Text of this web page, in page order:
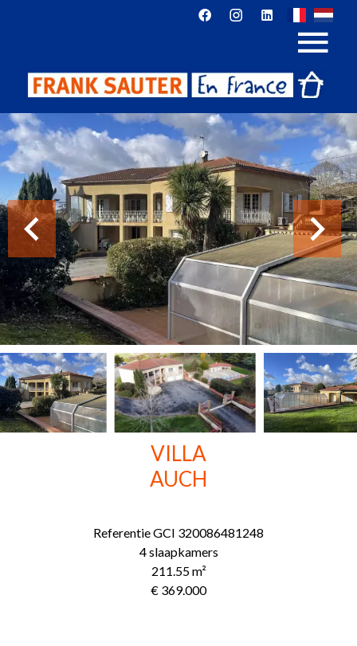
VILLA
AUCH
ReferentieGCI 320086481248
4 slaapkamers
211.55m²
€ 369.000